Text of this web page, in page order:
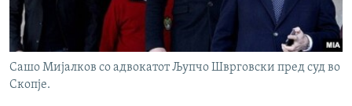
Сашо Мијалков со адвокатот Љупчо Шврговски пред суд во
Скопје.